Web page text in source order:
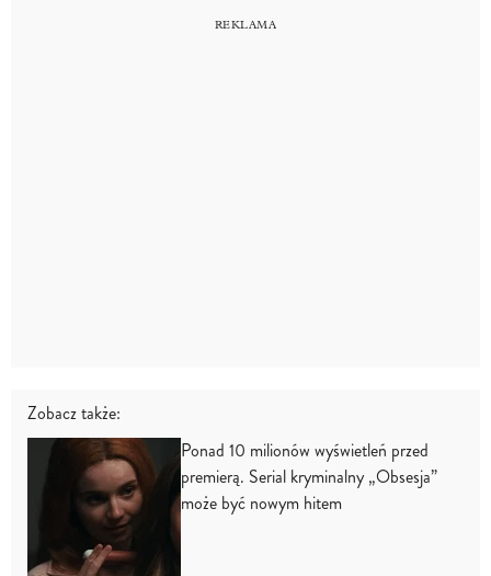
Zobacz także:
Ponad 10 milionów wyświetleń przed
premierą. Serial kryminalny „Obsesja”
może być nowym hitem